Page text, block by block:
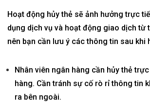
Hoạt động hủy thẻ sẽ ảnh hưởng trực
dụng dịch vụ và hoạt động giao dịch từ
nên bạn cần lưu ý các thông tin sau khi
Nhân viên ngân hàng cần hủy thẻ
hàng. Cần tránh sự cố rò rỉ thông tin
ra bên ngoài.